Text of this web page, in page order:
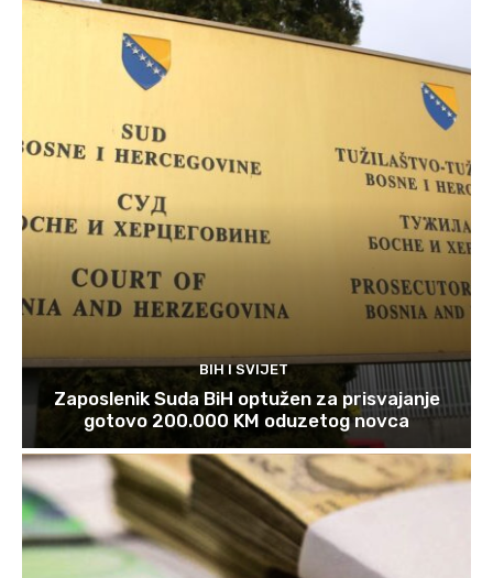
BIH I SVIJET
Zaposlenik Suda BiH optužen za prisvajanje
gotovo 200.000 KM oduzetog novca